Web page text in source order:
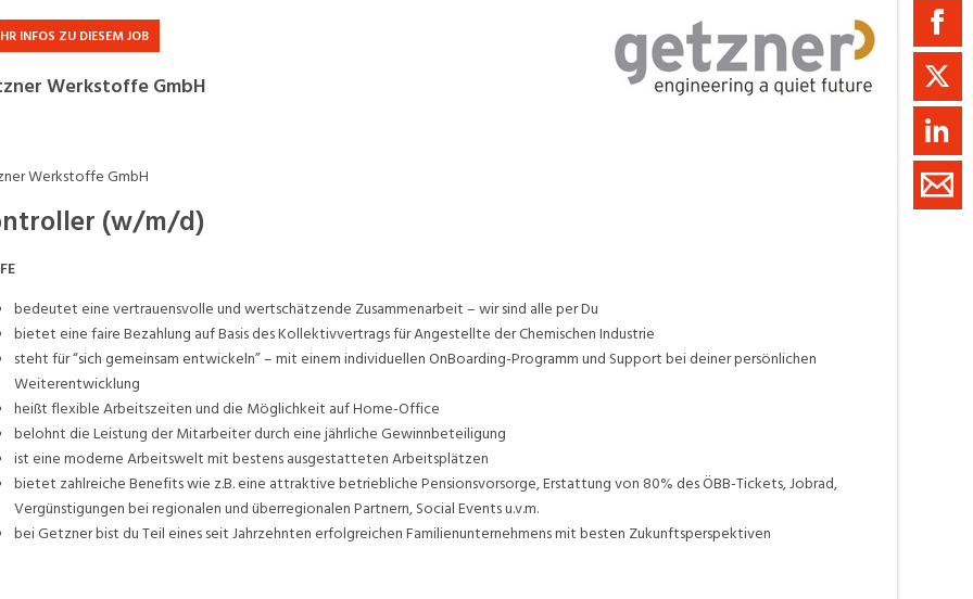
Controlling, Treuhand,
Facility Management,
Elektronik, Optik, Textil
Sicherheit, Rettung, Polizei, Zoll
INFOS ZU DIESEM JOB
Werkstoffe GmbH
Werkstoffe GmbH
(w/m/d)
bedeutet eine vertrauensvolle und wertschätzende Zusammenarbeit – wir sind alle per Du
bietet eine faire Bezahlung auf Basis des Kollektivvertrags für Angestellte der Chemischen Industrie
steht für “sich gemeinsam entwickeln” – mit einem individuellen OnBoarding-Programm und Support bei deiner persönlichen
Weiterentwicklung
heißt flexible Arbeitszeiten und die Möglichkeit auf Home-Office
belohnt die Leistung der Mitarbeiter durch eine jährliche Gewinnbeteiligung
ist eine moderne Arbeitswelt mit bestens ausgestatteten Arbeitsplätzen
bietet zahlreiche Benefits wie z.B. eine attraktive betriebliche Pensionsvorsorge, Erstattung von 80% des ÖBB-Tickets, Jobrad,
Vergünstigungen bei regionalen und überregionalen Partnern, Social Events u.v.m.
bei Getzner bist du Teil eines seit Jahrzehnten erfolgreichen Familienunternehmens mit besten Zukunftsperspektiven